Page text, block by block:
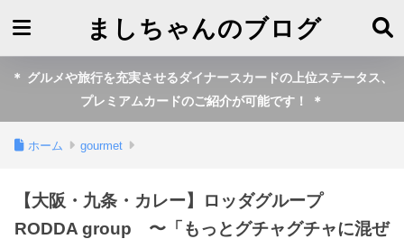
ましちゃんのブログ
＊ グルメや旅行を充実させるダイナースカードの上位ステータス、
プレミアムカードのご紹介が可能です！ ＊
ホーム gourmet
【大阪・九条・カレー】ロッダグループ
RODDA group 〜「もっとグチャグチャに混ぜ